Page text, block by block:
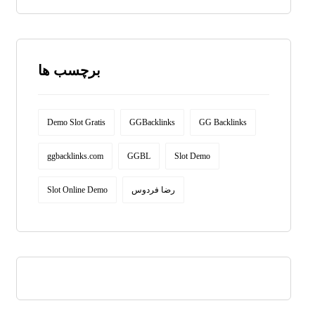
برچسب ها
Demo Slot Gratis GGBacklinks GG Backlinks
ggbacklinks.com GGBL Slot Demo
Slot Online Demo رضا فردوس